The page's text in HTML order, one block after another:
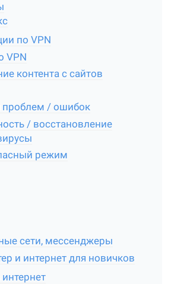
по VPN
VPN
контента с сайтов
проблем / ошибок
/ восстановление
режим
сети, мессенджеры
и интернет для новичков